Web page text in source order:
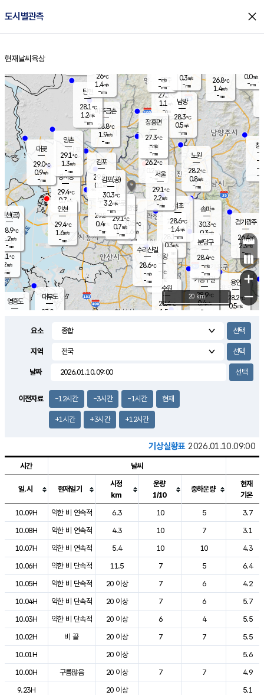
도시별관측 close
홈
현재날씨 육상
의도
℃
m/s
mm
영흥도
양주
27.1℃
1.1
-mm
과천
28.1℃
0.3m/s
- mm
용인
28.2℃
0.5m/s
경기광주
26.4℃
2.3m/s
-mm
1.5m/s
대부도
27.0
경서동
29.4℃
0.7 m/s
-mm
파주금촌
28.8℃
1.9m/s
-mm
26.8℃
1.4m/s
-mm
대곶
29.0℃
0.9m/s
-mm
창
-
-m/
-
탄현
28.1℃
1.2m/s
-mm
0.0m/s
-mm
의왕
- ℃
m/s
mm
김포
29.0℃
0.1 m/s
mm
광명
30.5 ℃
1.6 m/s
-mm
부천
29.8℃
0.4m/s
-mm
양촌
29.1℃
1.3m/s
-mm
구로
29.1℃
0.7m/s
-mm
은평
26.2℃
0.2 m/s
- mm
노원
28.2℃
0.8m/s
-mm
송파*
30.3℃
0.3m/s
-mm
서초
28.6℃
1.4m/s
-mm
남방
28.3℃
0.5m/s
-mm
기흥구갈
28.9℃
0.4m/s
-
수리산길
28.6℃
-m/s
-mm
분당구
28.4℃
-m/s
-mm
장흥면
27.3℃
-m/s
-mm
-m/s
-mm
인천(공)
28.9℃
1.2m/s
-mm
김포(공)
30.3℃
3.2m/s
-mm
수원
28.4℃
1.5 m/s
인천
29.4℃
1.6m/s
-mm
서울
29.1℃
2.2m/s
-mm
26℃
1.4m/s
-mm
0.3m/s
-mm
+
−
20 km
요소
지역
날짜
이전자료 -12시간 -3시간 -1시간 현재
+1시간 +3시간 +12시간
기상실황표 2026.01.10.09:00
도시별 기상실황표로 지점, 날씨, 기온, 강수, 바람, 기압등을 안내한 표입
시간 날씨
일.시 현재일기
시정
km
운량
1/10
중하운량
현재
기온
10.09H
약한 비 연속적 6.3 10 5
3.7
10.08H
약한 비 연속적 4.3 10 7
3.1
10.07H
약한 비 연속적 5.4 10 10
4.3
10.06H
약한 비 단속적 11.5 7 5
6.4
10.05H
약한 비 단속적 20 이상 7 6
4.2
10.04H
약한 비 단속적 20 이상 7 6
5.7
10.03H
약한 비 단속적 20 이상 6 4
5.5
10.02H
비 끝 20 이상 7 7
5.5
10.01H
20 이상
5.6
10.00H
구름많음 20 이상 7 7
4.9
9.23H
20 이상
5.1